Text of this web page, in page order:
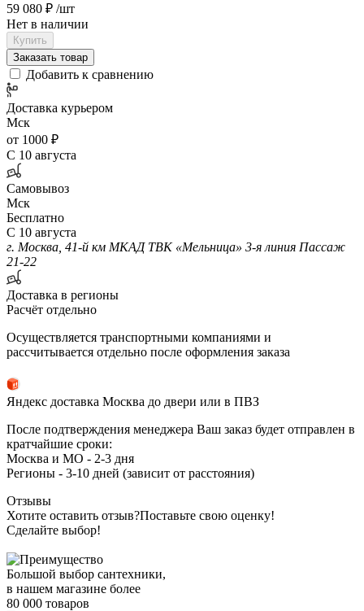
59 080 ₽ /шт
Нет в наличии
Купить
Заказать товар
Добавить к сравнению
Доставка курьером
Мск
от 1000 ₽
С 10 августа
Самовывоз
Мск
Бесплатно
С 10 августа
г. Москва, 41-й км МКАД ТВК «Мельница» 3-я линия Пассаж
21-22
Доставка в регионы
Расчёт отдельно
Осуществляется транспортными компаниями и
рассчитывается отдельно после оформления заказа
Яндекс доставка Москва до двери или в ПВЗ
После подтверждения менеджера Ваш заказ будет отправлен в
кратчайшие сроки:
Москва и МО - 2-3 дня
Регионы - 3-10 дней (зависит от расстояния)
Отзывы
Хотите оставить отзыв?Поставьте свою оценку!
Сделайте выбор!
Большой выбор сантехники,
в нашем магазине более
80 000 товаров